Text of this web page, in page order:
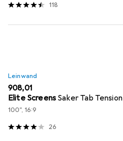
118
Leinwand
EUR
908,01
Elite Screens Saker Tab Tension
100", 16:9
26